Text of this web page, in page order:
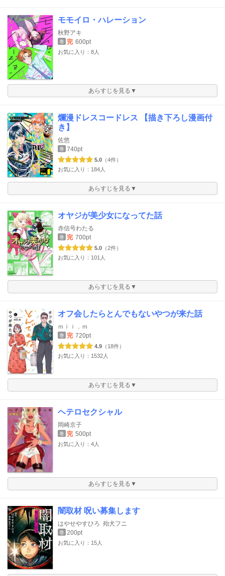
モモイロ・ハレーション
秋野アキ
巻 完 600pt
お気に入り：8人
あらすじを見る▼
爛漫ドレスコードレス 【描き下ろし漫画付
き】
佐悠
巻 740pt
5.0 （4件）
お気に入り：184人
あらすじを見る▼
オヤジが美少女になってた話
赤信号わたる
巻 完 700pt
5.0 （2件）
お気に入り：101人
あらすじを見る▼
オフ会したらとんでもないやつが来た話
ｍｉｉ．ｍ
巻 完 720pt
4.9 （18件）
お気に入り：1532人
あらすじを見る▼
ヘテロセクシャル
岡崎京子
巻 完 500pt
お気に入り：4人
あらすじを見る▼
闇取材 呪い募集します
はやせやすひろ 殆犬フニ
巻 200pt
お気に入り：15人